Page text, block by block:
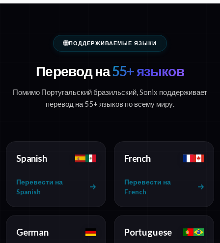
ПОДДЕРЖИВАЕМЫЕ ЯЗЫКИ
Перевод на55+ языков
Помимо Португальский бразильский, Sonix поддерживает
перевод на 55+ языков по всему миру.
Spanish
Перевести на
Spanish
French
Перевести на
French
German Portuguese